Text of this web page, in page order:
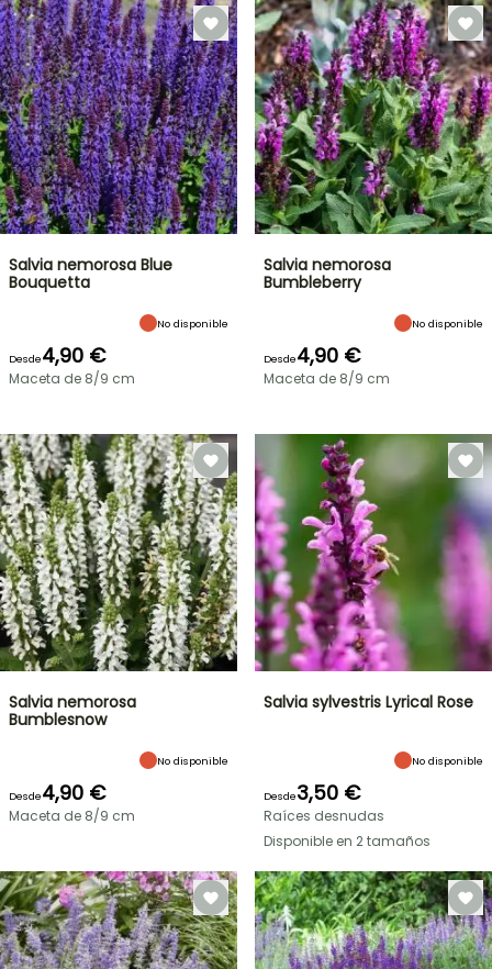
Salvia nemorosa Blue
Bouquetta
No disponible
Desde4,90 €
Maceta de 8/9 cm
Salvia nemorosa
Bumbleberry
No disponible
Desde4,90 €
Maceta de 8/9 cm
Salvia nemorosa
Bumblesnow
No disponible
Desde4,90 €
Maceta de 8/9 cm
Salvia sylvestris Lyrical Rose
No disponible
Desde3,50 €
Raíces desnudas
Disponible en 2 tamaños